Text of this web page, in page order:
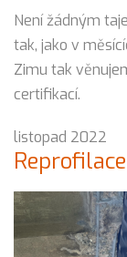
Není žádným
tak, jako v
Zimu tak
certifikací.
listopad 2022